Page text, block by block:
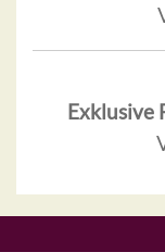
Exklusive